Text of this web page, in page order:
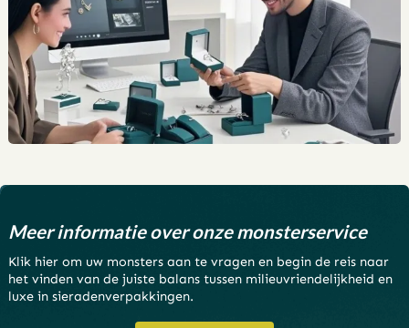
Meer informatie over onze monsterservice
Klik hier om uw monsters aan te vragen en begin de reis naar
het vinden van de juiste balans tussen milieuvriendelijkheid en
luxe in sieradenverpakkingen.